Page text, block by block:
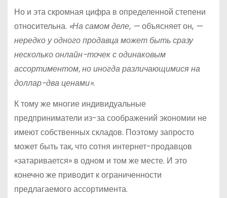
Но и эта скромная цифра в определенной степени
относительна. «На самом деле, —объясняет он, —
нередко у одного продавца может быть сразу
несколько онлайн-точек с одинаковым
ассортиментом, но иногда различающимися на
доллар-два ценами».
К тому же многие индивидуальные
предприниматели из-за соображений экономии не
имеют собственных складов. Поэтому запросто
может быть так, что сотня интернет-продавцов
«затаривается» в одном и том же месте. И это
конечно же приводит к ограниченности
предлагаемого ассортимента.